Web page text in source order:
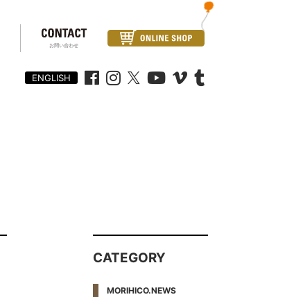
お問い合わせ
ENGLISH
CATEGORY
MORIHICO.NEWS